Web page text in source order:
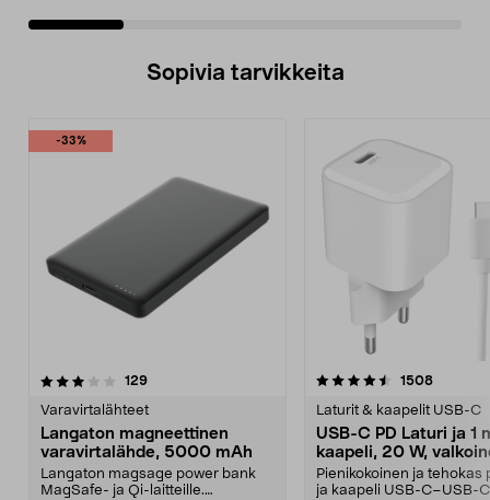
Sopivia tarvikkeita
-33%
129arvostelut
Varavirtalähteet
Langaton magneettinen
varavirtalähde, 5000 mAh
Langaton magsage power bank
MagSafe- ja Qi-laitteille.
4.5viidestä
1508
Laturit & kaapelit USB-C
USB-C PD Laturi ja 1
kaapeli, 20 W,
Pienikokoinen ja tehokas
ja kaapeli USB-C–USB-C